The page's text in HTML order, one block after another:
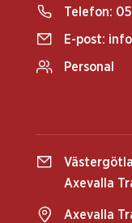
Telefon:
E-post:
Personal
Axevalla
Axevalla